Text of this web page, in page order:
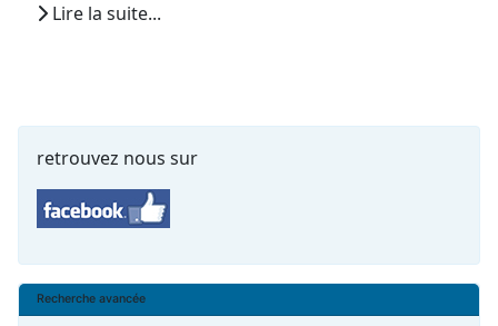
Lire la suite...
retrouvez nous sur
Recherche avancée